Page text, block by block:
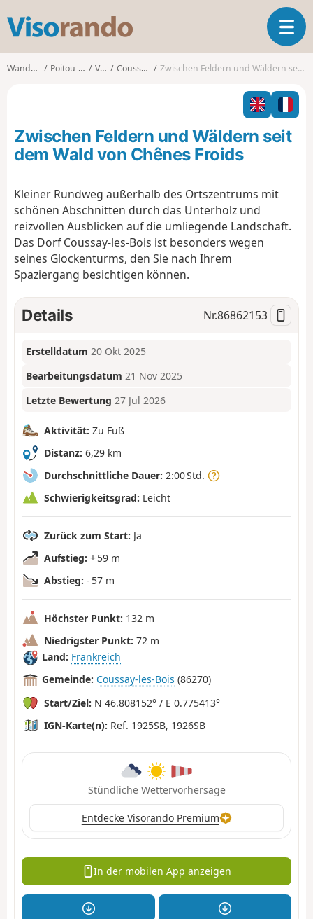
s
o
o
T
o
l
n
a
i
Wanderungen Poitou-Charentes Vienne Coussay-les-Bois Zwischen Feldern und Wäldern seit dem Wald von Chênes Froids
Zwischen Feldern und Wäldern seit
dem Wald von Chênes Froids
Kleiner Rundweg außerhalb des Ortszentrums mit
schönen Abschnitten durch das Unterholz und
reizvollen Ausblicken auf die umliegende Landschaft.
Das Dorf Coussay-les-Bois ist besonders wegen
seines Glockenturms, den Sie nach Ihrem
Spaziergang besichtigen können.
Details Nr.86862153
Erstelldatum 20 Okt 2025
Bearbeitungsdatum 21 Nov 2025
Letzte Bewertung 27 Jul 2026
Aktivität: Zu Fuß
Distanz: 6,29 km
Durchschnittliche Dauer: 2:00 Std.
Schwierigkeitsgrad: Leicht
Zurück zum Start: Ja
Aufstieg: + 59 m
Abstieg: - 57 m
Höchster Punkt: 132 m
Niedrigster Punkt: 72 m
Land: Frankreich
Gemeinde: Coussay-les-Bois (86270)
Start/Ziel: N 46.808152° / E 0.775413°
IGN-Karte(n): Ref. 1925SB, 1926SB
Stündliche Wettervorhersage
Entdecke Visorando Premium
In der mobilen App anzeigen